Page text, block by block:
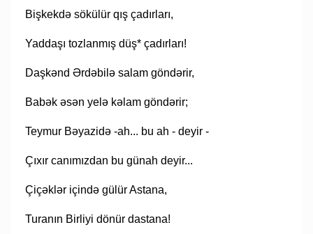
Bişkekdə sökülür qış çadırları,
Yaddaşı tozlanmış düş* çadırları!
Daşkənd Ərdəbilə salam göndərir,
Babək əsən yelə kəlam göndərir;
Teymur Bəyazidə -ah... bu ah - deyir -
Çıxır canımızdan bu günah deyir...
Çiçəklər içində gülür Astana,
Turanın Birliyi dönür dastana!